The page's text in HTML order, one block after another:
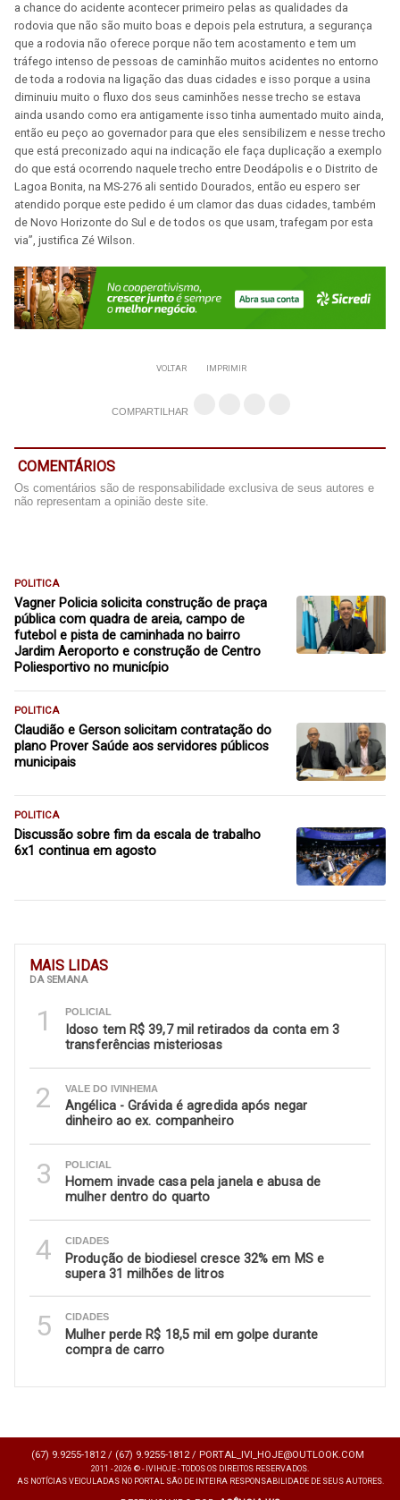
MAIS LIDAS
DA SEMANA
1 POLICIAL
Idoso tem R$ 39,7 mil retirados da conta em 3
transferências misteriosas
2 VALE DO IVINHEMA
Angélica - Grávida é agredida após negar
dinheiro ao ex. companheiro
3 POLICIAL
Homem invade casa pela janela e abusa de
mulher dentro do quarto
4 CIDADES
Produção de biodiesel cresce 32% em MS e
supera 31 milhões de litros
5 CIDADES
Mulher perde R$ 18,5 mil em golpe durante
compra de carro
a chance do acidente acontecer primeiro pelas as qualidades da
rodovia que não são muito boas e depois pela estrutura, a segurança
que a rodovia não oferece porque não tem acostamento e tem um
tráfego intenso de pessoas de caminhão muitos acidentes no entorno
de toda a rodovia na ligação das duas cidades e isso porque a usina
diminuiu muito o fluxo dos seus caminhões nesse trecho se estava
ainda usando como era antigamente isso tinha aumentado muito ainda,
então eu peço ao governador para que eles sensibilizem e nesse trecho
que está preconizado aqui na indicação ele faça duplicação a exemplo
do que está ocorrendo naquele trecho entre Deodápolis e o Distrito de
Lagoa Bonita, na MS-276 ali sentido Dourados, então eu espero ser
atendido porque este pedido é um clamor das duas cidades, também
de Novo Horizonte do Sul e de todos os que usam, trafegam por esta
via”, justifica Zé Wilson.
VOLTAR IMPRIMIR
COMPARTILHAR
COMENTÁRIOS
Os comentários são de responsabilidade exclusiva de seus autores e
não representam a opinião deste site.
POLITICA
Vagner Policia solicita construção de praça
pública com quadra de areia, campo de
futebol e pista de caminhada no bairro
Jardim Aeroporto e construção de Centro
Poliesportivo no município
POLITICA
Claudião e Gerson solicitam contratação do
plano Prover Saúde aos servidores públicos
municipais
POLITICA
Discussão sobre fim da escala de trabalho
6x1 continua em agosto
(67) 9.9255-1812 / (67) 9.9255-1812 / PORTAL_IVI_HOJE@OUTLOOK.COM
2011 - 2026 © - IVIHOJE - TODOS OS DIREITOS RESERVADOS.
AS NOTÍCIAS VEICULADAS NO PORTAL SÃO DE INTEIRA RESPONSABILIDADE DE SEUS AUTORES.